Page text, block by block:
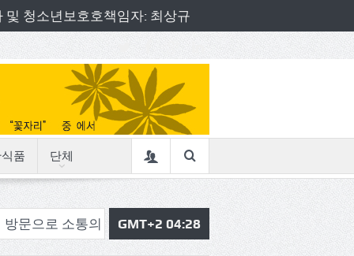
청소년보호호책임자: 최상규
품 단체
정 시작 삼육중 4-H 환경동아리, 구리시청서 특별한
GMT+2 04:28